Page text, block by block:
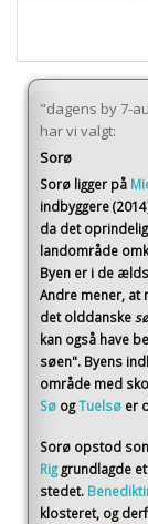
"dagens by 7-
har vi valgt:
Sorø
Sorø ligger på
indbyggere
da det
landområde
Byen er i de
Andre mener, at
det olddanske
kan også have
søen". Byens
område med
Sø ogTuelsø er
Sorø opstod
Rig grundlagde
stedet.
klosteret, og